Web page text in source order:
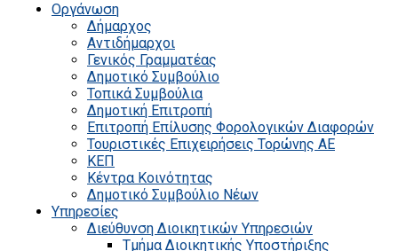
Οργάνωση
Δήμαρχος
Αντιδήμαρχοι
Γενικός Γραμματέας
Δημοτικό Συμβούλιο
Τοπικά Συμβούλια
Δημοτική Επιτροπή
Επιτροπή Επίλυσης Φορολογικών Διαφορών
Τουριστικές Επιχειρήσεις Τορώνης ΑΕ
ΚΕΠ
Κέντρα Κοινότητας
Δημοτικό Συμβούλιο Νέων
Υπηρεσίες
Διεύθυνση Διοικητικών Υπηρεσιών
Τμήμα Διοικητικής Υποστήριξης